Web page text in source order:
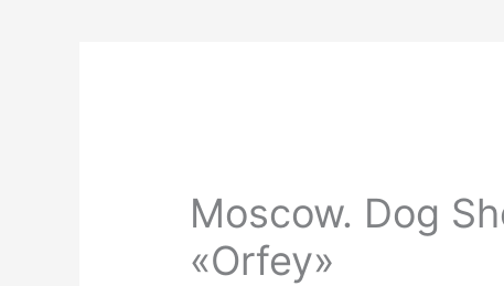
Moscow. Dog
«Orfey»